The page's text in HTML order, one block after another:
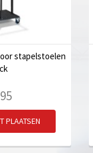
stapelstoelen
PLAATSEN